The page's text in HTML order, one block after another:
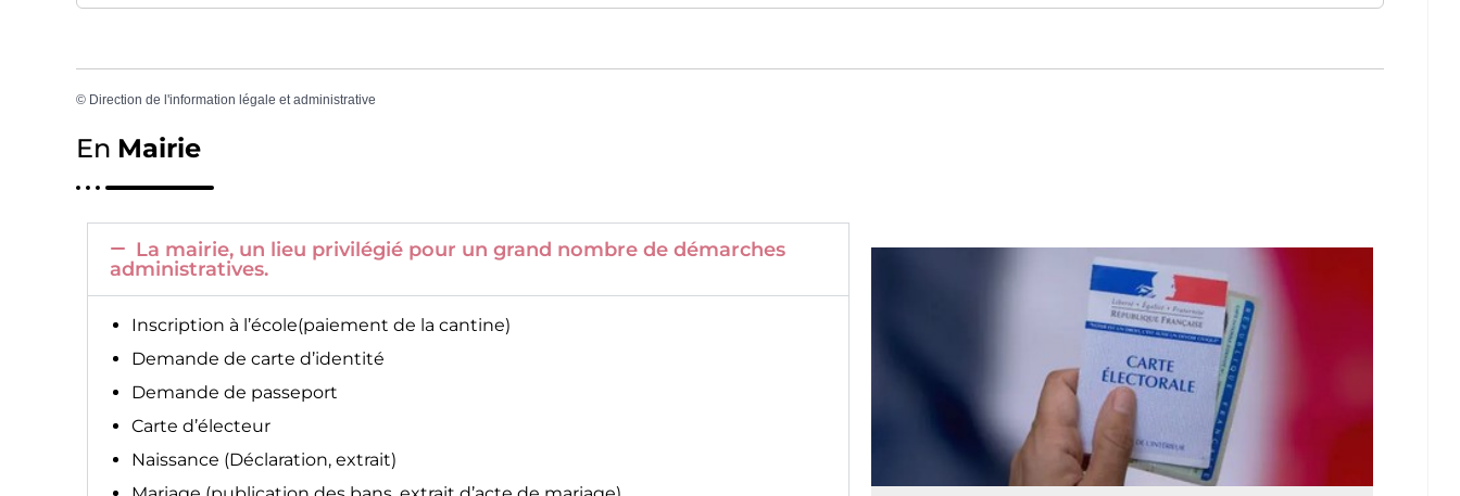
© Direction de l'information légale et administrative
En Mairie
La mairie, un lieu privilégié pour un grand nombre de démarches
administratives.
Inscription à l’école(paiement de la cantine)
Demande de carte d’identité
Demande de passeport
Carte d’électeur
Naissance (Déclaration, extrait)